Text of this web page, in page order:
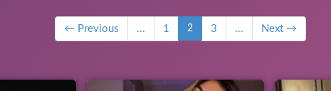
← Previous ... 1 2 3 ... Next →